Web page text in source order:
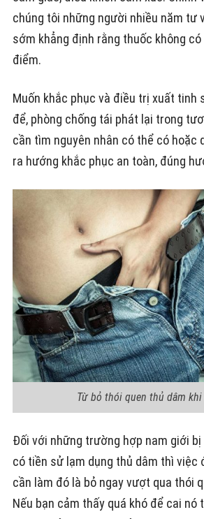
chúng tôi những người nhiều năm tư
sớm khẳng định rằng thuốc không
điểm.
Muốn khắc phục và điều trị xuất
để, phòng chống tái phát lại trong
cần tìm nguyên nhân có thể có hoặc
ra hướng khắc phục an toàn, đúng
Từ bỏ thói quen thủ dâm
Đối với những trường hợp nam giới
có tiền sử lạm dụng thủ dâm thì việc
cần làm đó là bỏ ngay vượt qua thói
Nếu bạn cảm thấy quá khó để cai nó